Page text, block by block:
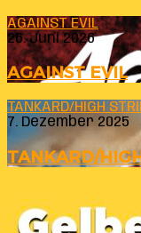
AGAINST EVIL
26. Juni 2026
AGAINST EVIL
TANKARD/HIGH
7. Dezember 2025
TANKARD/